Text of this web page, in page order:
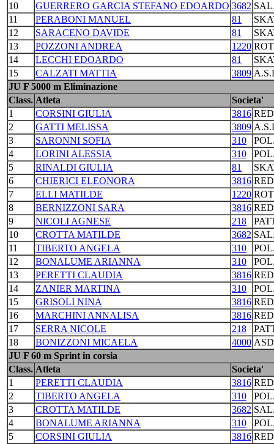
10
GUERRERO GARCIA STEFANO EDOARDO 3682
11
PERABONI MANUEL 81
12
SARACENO DAVIDE 81
13
POZZONI ANDREA 1220
14
LECCHI EDOARDO 81
15
CALZATI MATTIA 3809
JU F 5000 m Eliminazione
Class. Atleta
Societa'
1
CORSINI GIULIA 3816
2
GATTI MELISSA 3809
3
SARONNI SOFIA 310
4
LORINI ALESSIA 310
5
RINALDI GIULIA 81
6
CHIERICI ELEONORA 3816
7
ELLI MATILDE 1220
8
BERNIZZONI SARA 3816
9
NICOLI AGNESE 218
10
CROTTA MATILDE 3682
11
TIBERTO ANGELA 310
12
BONALUME ARIANNA 310
13
PERETTI CLAUDIA 3816
14
ZANIER MARTINA 310
15
GRISOLI NINA 3816
16
MARCHINI ANNALISA 3816
17
SERRA NICOLE 218
18
BONIZZONI MICAELA 4000
JU F 60 m Sprint in corsia
Class. Atleta
Societa'
1
PERETTI CLAUDIA 3816
2
TIBERTO ANGELA 310
3
CROTTA MATILDE 3682
4
BONALUME ARIANNA 310
5
CORSINI GIULIA 3816